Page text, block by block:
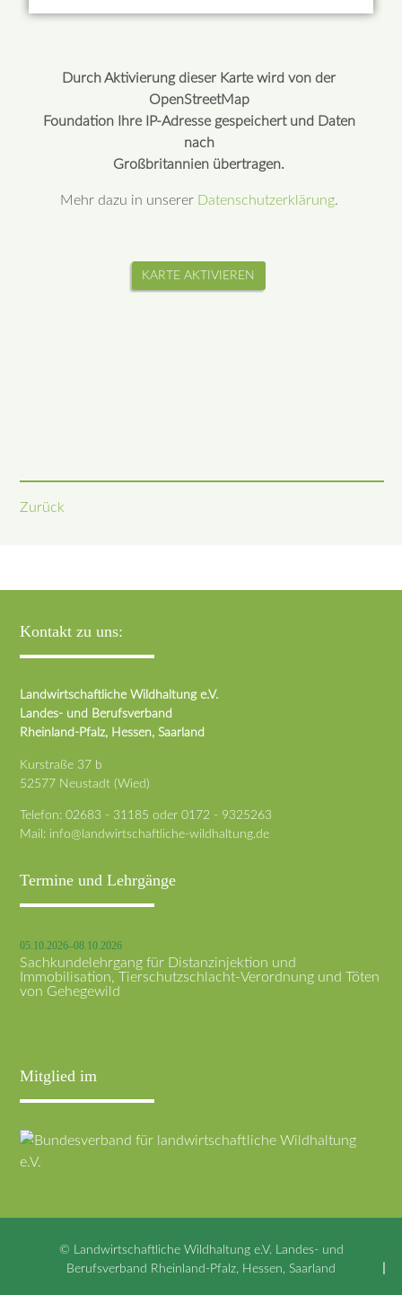
Durch Aktivierung dieser Karte wird von der
OpenStreetMap
Foundation Ihre IP-Adresse gespeichert und Daten
nach
Großbritannien übertragen.
Mehr dazu in unserer Datenschutzerklärung.
KARTE AKTIVIEREN
Zurück
Kontakt zu uns:
Landwirtschaftliche Wildhaltung e.V.
Landes- und Berufsverband
Rheinland-Pfalz, Hessen, Saarland
Kurstraße 37 b
52577 Neustadt (Wied)
Telefon:02683 - 31185 oder0172 - 9325263
Mail: info@landwirtschaftliche-wildhaltung.de
Termine und Lehrgänge
05.10.2026–08.10.2026
Sachkundelehrgang für Distanzinjektion und
Immobilisation, Tierschutzschlacht-Verordnung und Töten
von Gehegewild
Mitglied im
© Landwirtschaftliche Wildhaltung e.V. Landes- und
Berufsverband Rheinland-Pfalz, Hessen, Saarland